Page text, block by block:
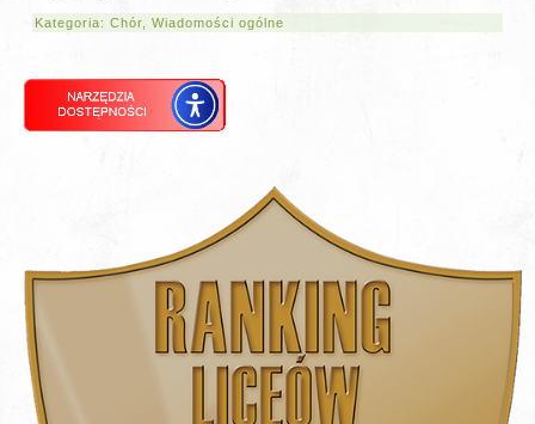
Kategoria:Chór ,Wiadomości ogólne